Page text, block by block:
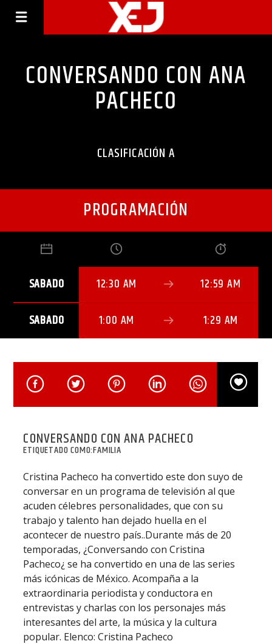
CONVERSANDO CON ANA
PACHECO
CLASIFICACIÓN A
PROGRAMACIÓN
SABADO 12:30 AM 12:59 AM
SABADO 1:00 AM 1:29 AM
CONVERSANDO CON ANA PACHECO
ETIQUETADO COMO:FAMILIA
Cristina Pacheco ha convertido este don suyo de
conversar en un programa de televisión al que
acuden célebres personalidades, que con su
trabajo y talento han dejado huella en el
acontecer de nuestro país..Durante más de 20
temporadas, ¿Conversando con Cristina
Pacheco¿ se ha convertido en una de las series
más icónicas de México. Acompaña a la
extraordinaria periodista y conductora en
entrevistas y charlas con los personajes más
interesantes del arte, la música y la cultura
popular. Elenco: Cristina Pacheco